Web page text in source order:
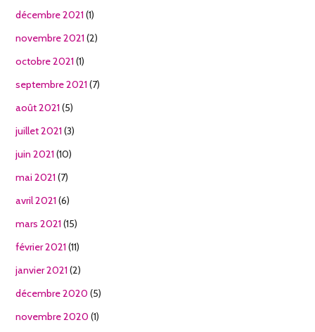
décembre 2021 (1)
novembre 2021 (2)
octobre 2021 (1)
septembre 2021 (7)
août 2021 (5)
juillet 2021 (3)
juin 2021 (10)
mai 2021 (7)
avril 2021 (6)
mars 2021 (15)
février 2021 (11)
janvier 2021 (2)
décembre 2020 (5)
novembre 2020 (1)